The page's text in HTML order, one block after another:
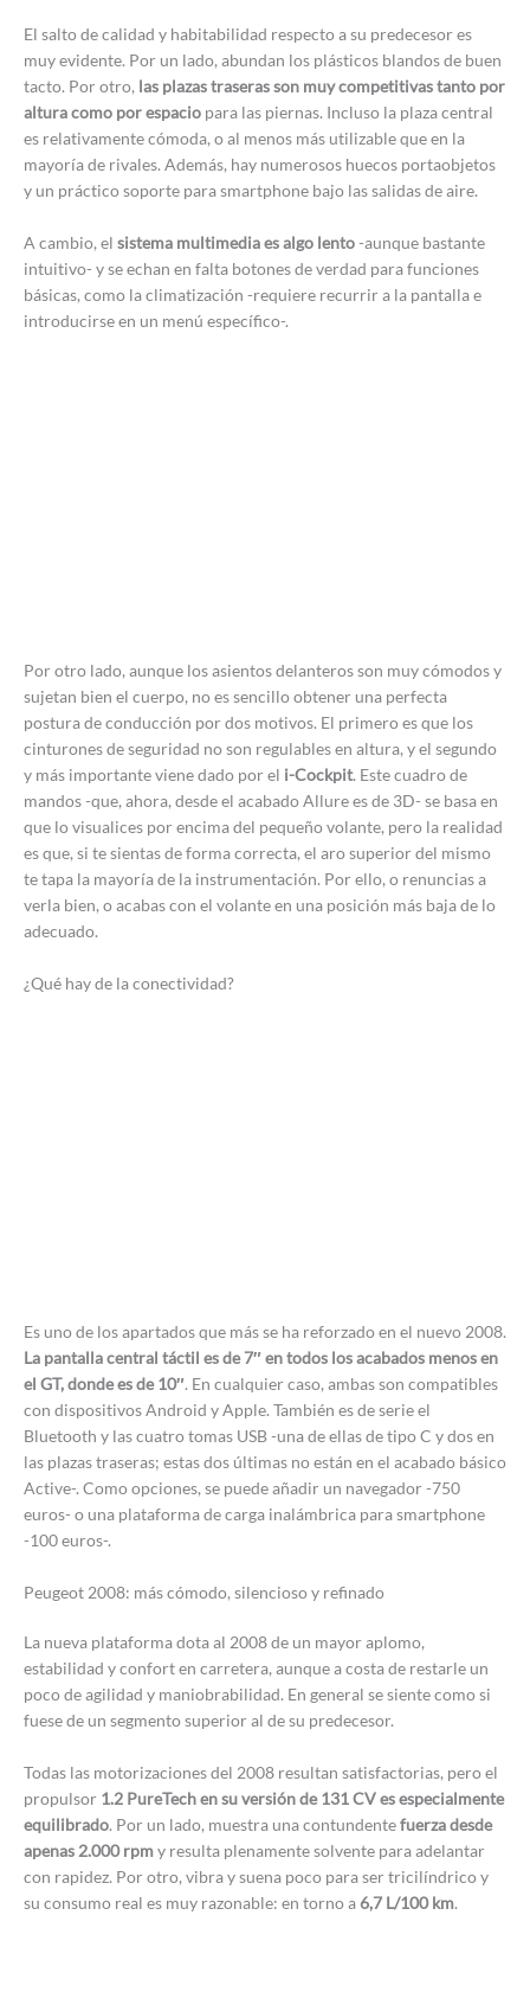
El salto de calidad y habitabilidad respecto a su predecesor es
muy evidente. Por un lado, abundan los plásticos blandos de buen
tacto. Por otro, las plazas traseras son muy competitivas tanto por
altura como por espacio para las piernas. Incluso la plaza central
es relativamente cómoda, o al menos más utilizable que en la
mayoría de rivales. Además, hay numerosos huecos portaobjetos
y un práctico soporte para smartphone bajo las salidas de aire.
A cambio, el sistema multimedia es algo lento-aunque bastante
intuitivo- y se echan en falta botones de verdad para funciones
básicas, como la climatización -requiere recurrir a la pantalla e
introducirse en un menú específico-.
Por otro lado, aunque los asientos delanteros son muy cómodos y
sujetan bien el cuerpo, no es sencillo obtener una perfecta
postura de conducción por dos motivos. El primero es que los
cinturones de seguridad no son regulables en altura, y el segundo
y más importante viene dado por el i-Cockpit. Este cuadro de
mandos -que, ahora, desde el acabado Allure es de 3D- se basa en
que lo visualices por encima del pequeño volante, pero la realidad
es que, si te sientas de forma correcta, el aro superior del mismo
te tapa la mayoría de la instrumentación. Por ello, o renuncias a
verla bien, o acabas con el volante en una posición más baja de lo
adecuado.
¿Qué hay de la conectividad?
Es uno de los apartados que más se ha reforzado en el nuevo 2008.
La pantalla central táctil es de 7″ en todos los acabados menos en
el GT, donde es de 10″. En cualquier caso, ambas son compatibles
con dispositivos Android y Apple. También es de serie el
Bluetooth y las cuatro tomas USB -una de ellas de tipo C y dos en
las plazas traseras; estas dos últimas no están en el acabado básico
Active-. Como opciones, se puede añadir un navegador -750
euros- o una plataforma de carga inalámbrica para smartphone
-100 euros-.
Peugeot 2008: más cómodo, silencioso y refinado
La nueva plataforma dota al 2008 de un mayor aplomo,
estabilidad y confort en carretera, aunque a costa de restarle un
poco de agilidad y maniobrabilidad. En general se siente como si
fuese de un segmento superior al de su predecesor.
Todas las motorizaciones del 2008 resultan satisfactorias, pero el
propulsor 1.2 PureTech en su versión de 131 CV es especialmente
equilibrado. Por un lado, muestra una contundentefuerza desde
apenas 2.000 rpmy resulta plenamente solvente para adelantar
con rapidez. Por otro, vibra y suena poco para ser tricilíndrico y
su consumo real es muy razonable: en torno a6,7 L/100 km.